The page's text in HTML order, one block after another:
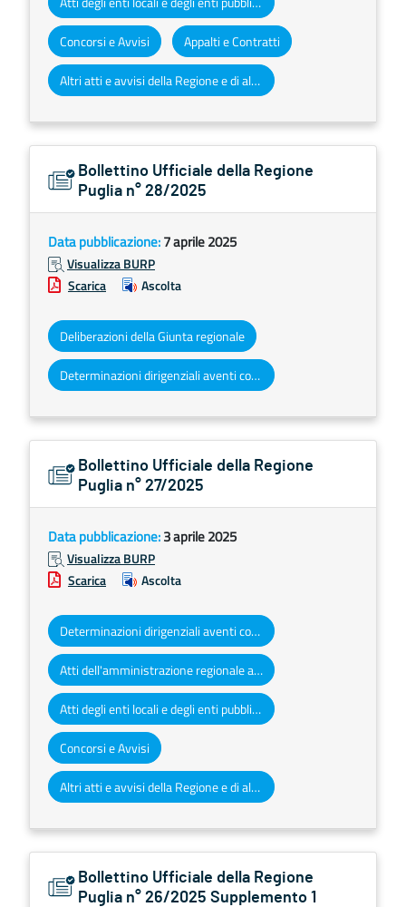
Concorsi e Avvisi Appalti e Contratti
Altri atti e avvisi della Regione e di altri enti pubblici che interessano la collettività regionale
Bollettino Ufficiale della Regione
Puglia n° 28/2025
Data pubblicazione:7 aprile 2025
Visualizza BURP
Scarica
Ascolta
Deliberazioni della Giunta regionale
Determinazioni dirigenziali aventi contenuto di interesse generale
Bollettino Ufficiale della Regione
Puglia n° 27/2025
Data pubblicazione:3 aprile 2025
Visualizza BURP
Scarica
Ascolta
Determinazioni dirigenziali aventi contenuto di interesse generale
Atti dell'amministrazione regionale ad obbligo di pubblicazione
Atti degli enti locali e degli enti pubblici e privati
Concorsi e Avvisi
Altri atti e avvisi della Regione e di altri enti pubblici che interessano la collettività regionale
Bollettino Ufficiale della Regione
Puglia n° 26/2025 Supplemento 1